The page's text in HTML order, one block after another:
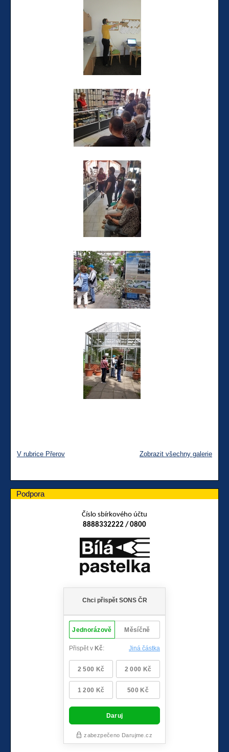
V rubrice Přerov Zobrazit všechny galerie
Podpora
Číslo sbírkového účtu
8888332222 / 0800